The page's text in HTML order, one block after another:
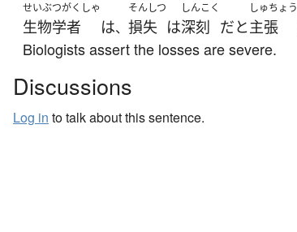
せいぶつがくしゃ
生物学者 は、
そんしつ
損失 は
しんこく
深刻 だと
しゅちょう
主張
Biologists assert the losses are severe.
Discussions
Log in to talk about this sentence.